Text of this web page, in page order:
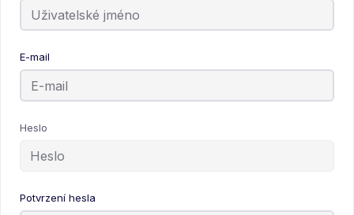
E-mail
Heslo
Potvrzení hesla